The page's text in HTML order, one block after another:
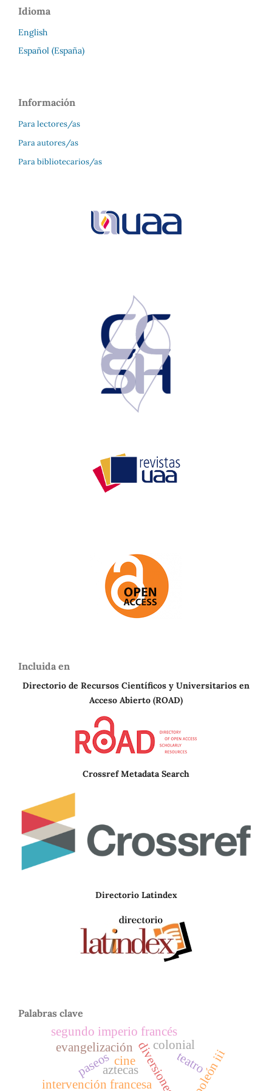
Idioma
English
Español (España)
Información
Para lectores/as
Para autores/as
Para bibliotecarios/as
Incluida en
Directorio de Recursos Científicos y Universitarios en
Acceso Abierto (ROAD)
Crossref Metadata Search
Directorio Latindex
Palabras clave
intervención francesa
teatro
paseos napoleón iii
segundo imperio francés
colonial
aztecas
evangelización
cine